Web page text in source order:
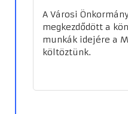
A Városi
megkezdődött a
munkák idejére a
költöztünk.